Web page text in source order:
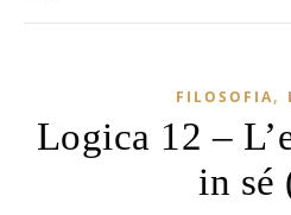
FILOSOFIA,
Logica 12 –
in sé